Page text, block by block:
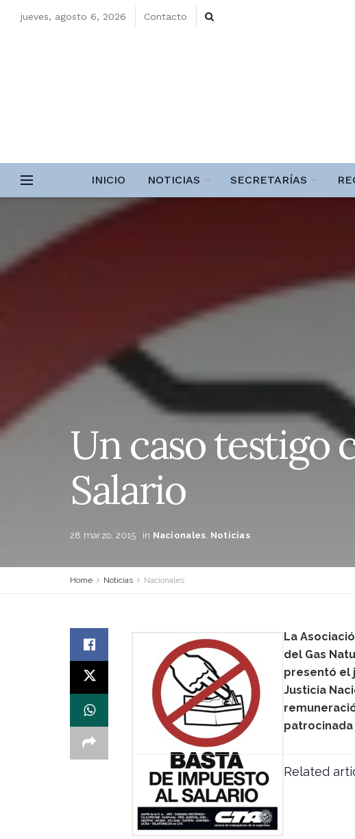
jueves, agosto 6, 2026 Contacto
INICIO NOTICIAS SECRETARÍAS
Un caso testigo
Salario
28 marzo, 2015 in Nacionales, Noticias
Home Noticias Nacionales
La
del Gas
presentó el
Justicia
patrocinada
Related